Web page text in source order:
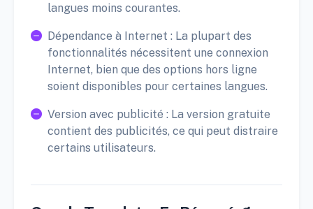
langues moins courantes.
Dépendance à Internet : La plupart des
fonctionnalités nécessitent une connexion
Internet, bien que des options hors ligne
soient disponibles pour certaines langues.
Version avec publicité : La version gratuite
contient des publicités, ce qui peut distraire
certains utilisateurs.